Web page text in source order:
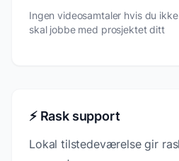
Ingen videosamtaler hvis du
skal jobbe med prosjektet ditt
⚡ Rask support
Lokal tilstedeværelse gir